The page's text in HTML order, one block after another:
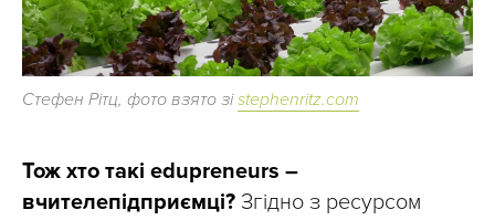
Стефен Рітц, фото взято зіstephenritz.com
Тож хто такі edupreneurs –
вчителепідприємці? Згідно з ресурсом